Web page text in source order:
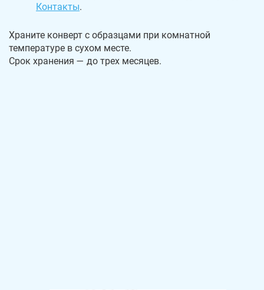
Контакты.
Храните конверт с образцами при комнатной
температуре в сухом месте.
Срок хранения — до трех месяцев.